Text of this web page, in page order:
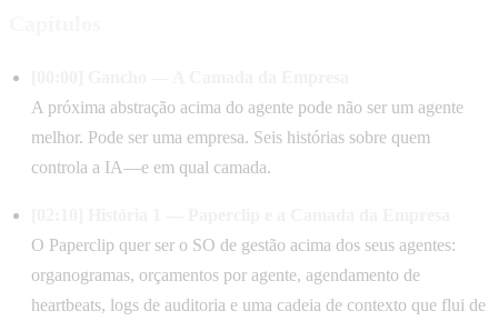
A próxima abstração acima do agente pode não ser um agente
melhor. Pode ser uma empresa. Seis histórias sobre quem
controla a IA—e em qual camada.
O Paperclip quer ser o SO de gestão acima dos seus agentes:
organogramas, orçamentos por agente, agendamento de
heartbeats, logs de auditoria e uma cadeia de contexto que flui de